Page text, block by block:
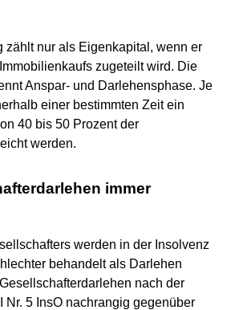
zählt nur als Eigenkapital, wenn er
zugeteilt wird. Die
Anspar- und Darlehensphase. Je
einer bestimmten Zeit ein
40 bis 50 Prozent der
werden.
immer
werden in der Insolvenz
behandelt als Darlehen
nach der
Nr. 5 InsO nachrangig gegenüber